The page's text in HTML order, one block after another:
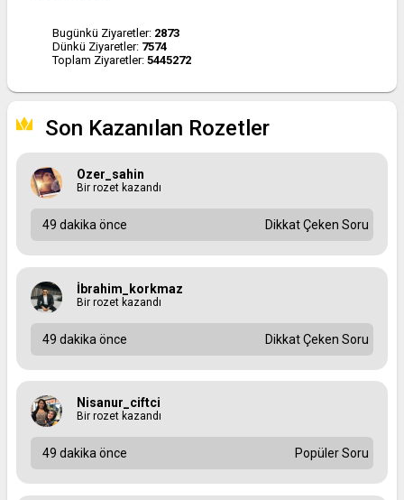
Bugünkü Ziyaretler: 2873
Dünkü Ziyaretler: 7574
Toplam Ziyaretler: 5445272
Son Kazanılan Rozetler
Ozer_sahin
Bir rozet kazandı
49 dakika önce Dikkat Çeken Soru
İbrahim_korkmaz
Bir rozet kazandı
49 dakika önce Dikkat Çeken Soru
Nisanur_ciftci
Bir rozet kazandı
49 dakika önce Popüler Soru